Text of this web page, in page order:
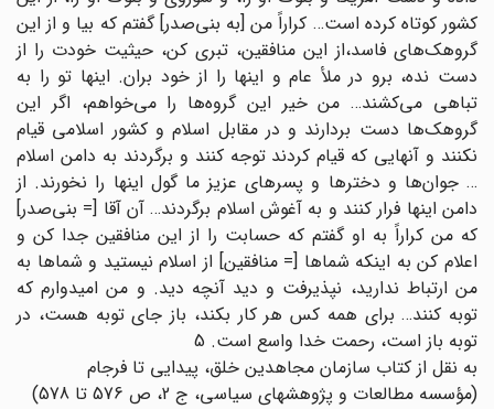
کشور کوتاه کرده است… کراراً من [به بنی‌صدر] گفتم که بیا و از این
گروهک‌های فاسد،‌از این منافقین، تبری کن، حیثیت خودت را از
دست نده، برو در ملأ عام و اینها را از خود بران. اینها تو را به
تباهی می‌کشند… من خیر این گروه‌‌ها را می‌خواهم، اگر این
گروهک‌ها دست بردارند و در مقابل اسلام و کشور اسلامی قیام
نکنند و آنهایی که قیام کردند توجه کنند و برگردند به دامن اسلام
… جوان‌ها و دخترها و پسرهای عزیز ما گول اینها را نخورند. از
دامن اینها فرار کنند و به آغوش اسلام برگردند… آن آقا [= بنی‌صدر]
که من کراراً به او گفتم که حسابت را از این منافقین جدا کن و
اعلام کن به اینکه شماها [= منافقین] از اسلام نیستید و شماها به
من ارتباط ندارید، نپذیرفت و دید آنچه دید. و من امیدوارم که
توبه کنند… برای همه کس هر کار بکند، باز جای توبه هست، در
توبه باز است، رحمت خدا واسع است. 5
به نقل از کتاب سازمان مجاهدین خلق، پیدایی تا فرجام
(مؤسسه مطالعات و پژوهشهای سیاسی، ج 2، ص 576 تا 578)